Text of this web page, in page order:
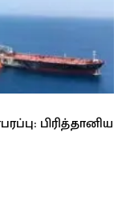
பிரித்தானிய